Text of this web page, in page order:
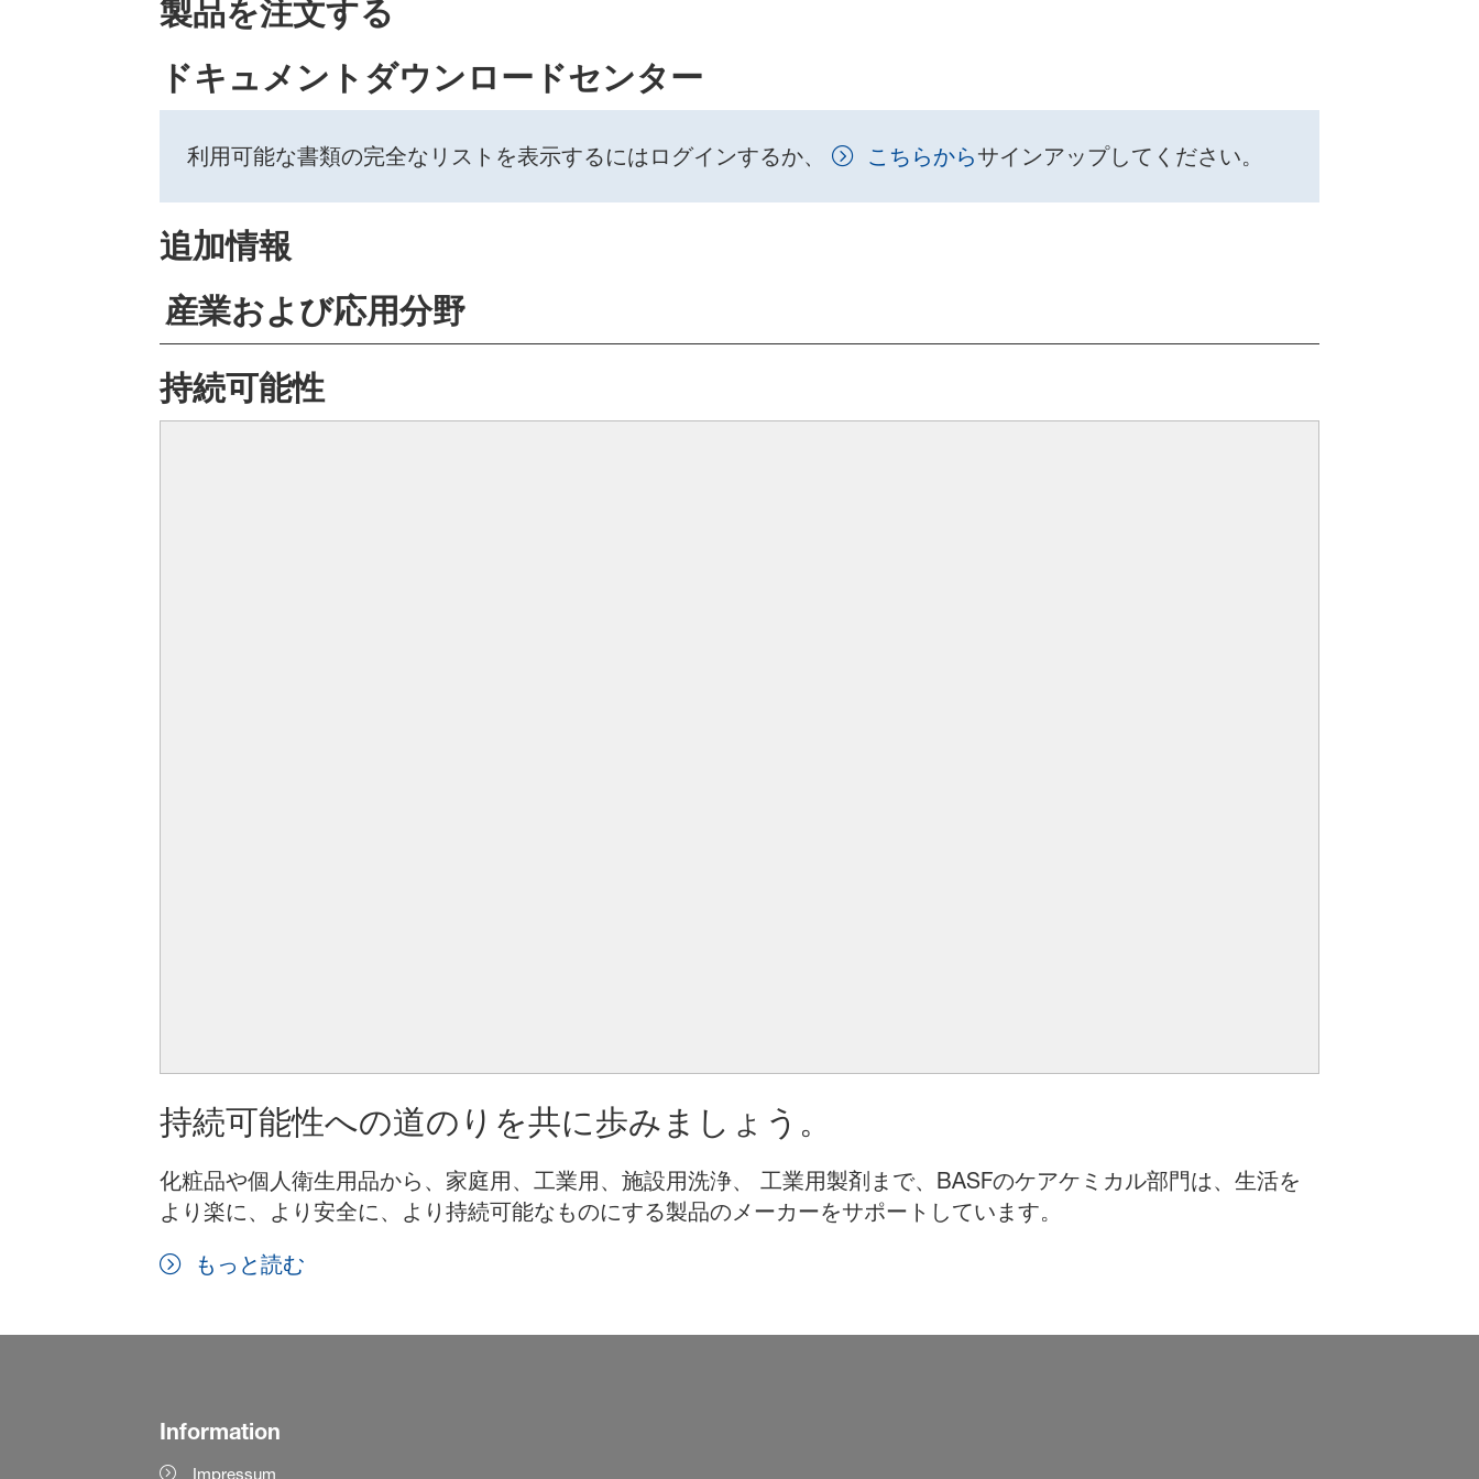
製品を注文する
ドキュメントダウンロードセンター
利用可能な書類の完全なリストを表示するにはログインするか、 こちらからサインアップしてください。
追加情報
産業および応用分野
持続可能性
持続可能性への道のりを共に歩みましょう。
化粧品や個人衛生用品から、家庭用、工業用、施設用洗浄、 工業用製剤まで、BASFのケアケミカル部門は、生活を
より楽に、より安全に、より持続可能なものにする製品のメーカーをサポートしています。
もっと読む
Information
Impressum